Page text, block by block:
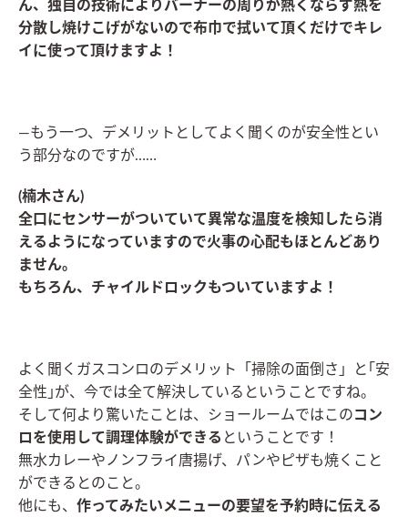
ん、独自の技術によりバーナーの周りが熱くならず熱を
分散し焼けこげがないので布巾で拭いて頂くだけでキレ
イに使って頂けますよ！
―もう一つ、デメリットとしてよく聞くのが安全性とい
う部分なのですが……
(楠木さん)
全口にセンサーがついていて異常な温度を検知したら消
えるようになっていますので火事の心配もほとんどあり
ません。
もちろん、チャイルドロックもついていますよ！
よく聞くガスコンロのデメリット「掃除の面倒さ」と｢安
全性｣が、今では全て解決しているということですね。
そして何より驚いたことは、ショールームではこのコン
ロを使用して調理体験ができる ということです！
無水カレーやノンフライ唐揚げ、パンやピザも焼くこと
ができるとのこと。
他にも、 作ってみたいメニューの要望を予約時に伝える